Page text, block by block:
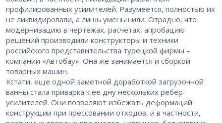
профилированных усилителей. Разумеется, полностью их
не ликвидировали, а лишь уменьшили. Отрадно, что
модернизацию в чертежах, расчетах, апробацию
решений производили конструкторы и техники
российского представительства турецкой фирмы –
компании «Автобау». Она же занимается и сборкой
товарных машин.
Кстати, еще одной заметной доработкой загрузочной
ванны стала приварка к ее дну нескольких ребер-
усилителей. Они позволяют избежать деформаций
конструкции при прессовании отходов, и в частности,